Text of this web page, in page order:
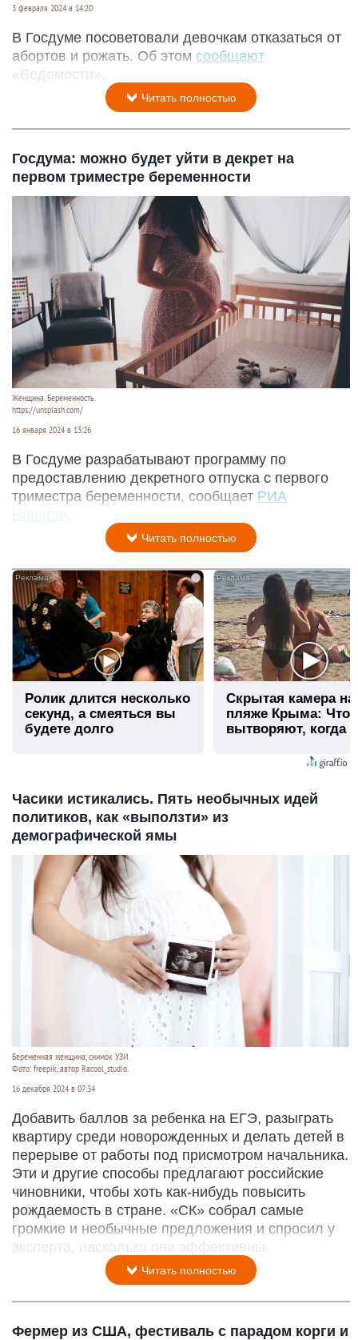
3 февраля 2024 в 14:20
В Госдуме посоветовали девочкам отказаться от
абортов и рожать. Об этом сообщают
«Ведомости».
Читать полностью
Госдума: можно будет уйти в декрет на
первом триместре беременности
Женщина. Беременность.
https://unsplash.com/
16 января 2024 в 13:26
В Госдуме разрабатывают программу по
предоставлению декретного отпуска с первого
триместра беременности, сообщает РИА
Новости
Читать полностью
Ролик длится несколько
секунд, а смеяться вы
будете долго
Скрытая камера на
пляже Крыма: Что
вытворяют, когда
Часики истикались. Пять необычных идей
политиков, как «выползти» из
демографической ямы
Беременная женщина, снимок УЗИ.
Фото: freepik, автор Racool_studio.
16 декабря 2024 в 07:34
Добавить баллов за ребенка на ЕГЭ, разыграть
квартиру среди новорожденных и делать детей в
перерыве от работы под присмотром начальника.
Эти и другие способы предлагают российские
чиновники, чтобы хоть как-нибудь повысить
рождаемость в стране. «СК» собрал самые
громкие и необычные предложения и спросил у
эксперта, насколько они эффективны.
Читать полностью
Фермер из США, фестиваль с парадом корги и